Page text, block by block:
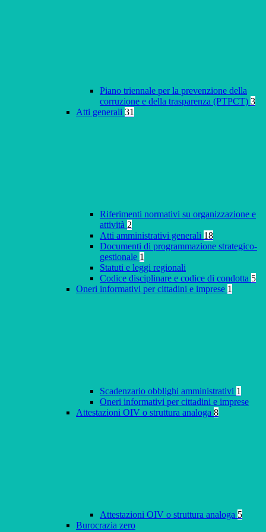
Piano triennale per la prevenzione della
corruzione e della trasparenza (PTPCT) 3
Atti generali 31
Riferimenti normativi su organizzazione e
attività 2
Atti amministrativi generali 18
Documenti di programmazione strategico-
gestionale 1
Statuti e leggi regionali
Codice disciplinare e codice di condotta 5
Oneri informativi per cittadini e imprese 1
Scadenzario obblighi amministrativi 1
Oneri informativi per cittadini e imprese
Attestazioni OIV o struttura analoga 8
Attestazioni OIV o struttura analoga 5
Burocrazia zero